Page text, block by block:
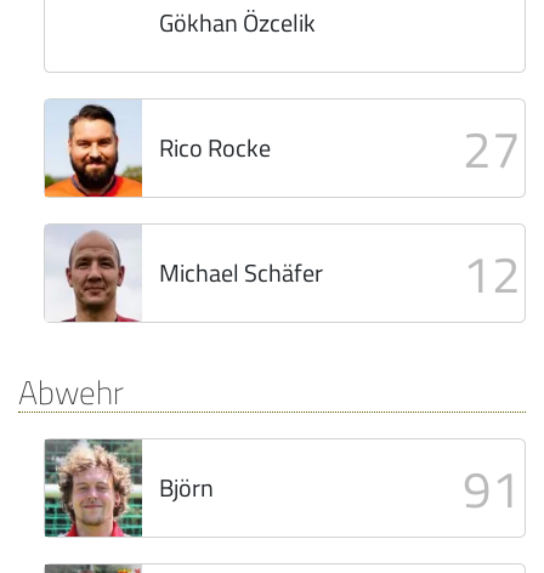
Gökhan Özcelik
Rico Rocke 27
Michael Schäfer 12
Abwehr
Björn 91